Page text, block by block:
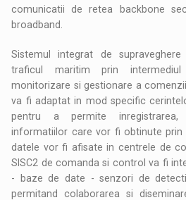
comunicatii de retea backbone
broadband.
Sistemul integrat de
traficul maritim prin
monitorizare si gestionare a
va fi adaptat in mod specific
pentru a permite
informatiilor care vor fi obtinute prin
datele vor fi afisate in centrele de
SISC2 de comanda si control va fi
- baze de date - senzori de
permitand colaborarea si